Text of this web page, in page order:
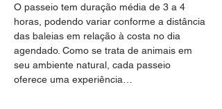
O passeio tem duração média de 3 a 4
horas, podendo variar conforme a distância
das baleias em relação à costa no dia
agendado. Como se trata de animais em
seu ambiente natural, cada passeio
oferece uma experiência…